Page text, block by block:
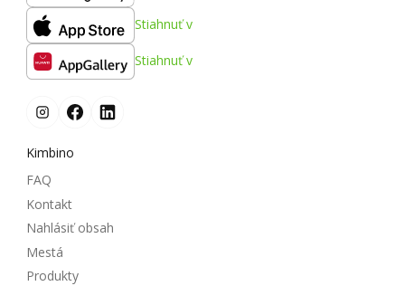
Stiahnuť v
Stiahnuť v
Kimbino
FAQ
Kontakt
Nahlásiť obsah
Mestá
Produkty